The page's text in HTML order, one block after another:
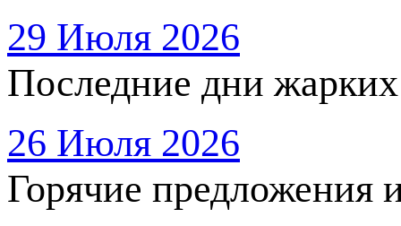
29 Июля 2026
Последние дни
26 Июля 2026
Горячие предложения